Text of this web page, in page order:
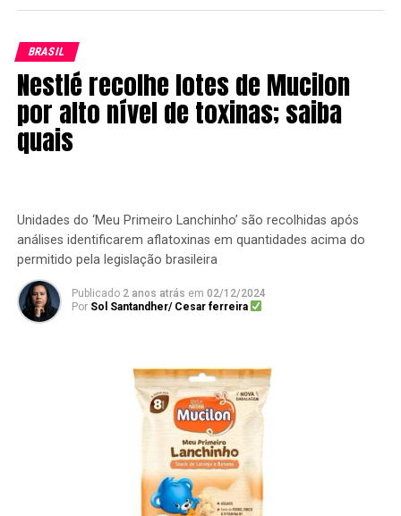
BRASIL
Nestlé recolhe lotes de Mucilon
por alto nível de toxinas; saiba
quais
Unidades do ‘Meu Primeiro Lanchinho’ são recolhidas após
análises identificarem aflatoxinas em quantidades acima do
permitido pela legislação brasileira
Publicado 2 anos atrás em 02/12/2024
Por Sol Santandher/ Cesar ferreira